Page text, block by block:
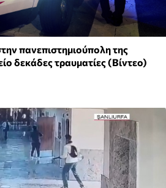
πανεπιστημιούπολη της
δεκάδες τραυματίες (Βίντεο)